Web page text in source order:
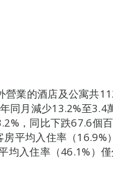
營業的酒店及公寓共
同月減少13.2%至3.4
，同比下跌67.6個
平均入住率（16.9%
均入住率（46.1%）